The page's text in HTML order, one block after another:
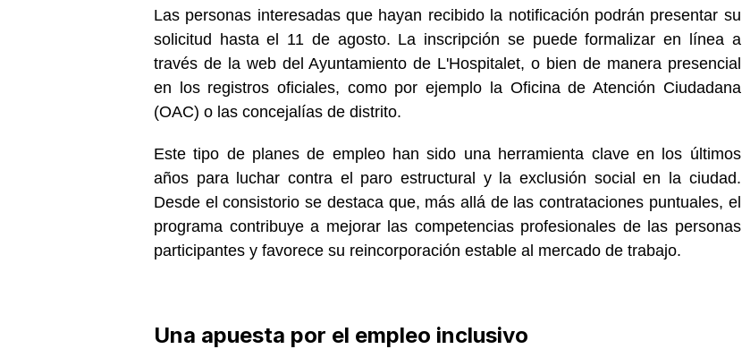
Las personas interesadas que hayan recibido la notificación podrán presentar su
solicitud hasta el 11 de agosto. La inscripción se puede formalizar en línea a
través de la web del Ayuntamiento de L'Hospitalet, o bien de manera presencial
en los registros oficiales, como por ejemplo la Oficina de Atención Ciudadana
(OAC) o las concejalías de distrito.
Este tipo de planes de empleo han sido una herramienta clave en los últimos
años para luchar contra el paro estructural y la exclusión social en la ciudad.
Desde el consistorio se destaca que, más allá de las contrataciones puntuales, el
programa contribuye a mejorar las competencias profesionales de las personas
participantes y favorece su reincorporación estable al mercado de trabajo.
Una apuesta por el empleo inclusivo